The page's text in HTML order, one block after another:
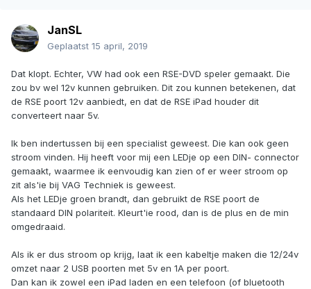
JanSL
Geplaatst 15 april, 2019
Dat klopt. Echter, VW had ook een RSE-DVD speler gemaakt. Die
zou bv wel 12v kunnen gebruiken. Dit zou kunnen betekenen, dat
de RSE poort 12v aanbiedt, en dat de RSE iPad houder dit
converteert naar 5v.
Ik ben indertussen bij een specialist geweest. Die kan ook geen
stroom vinden. Hij heeft voor mij een LEDje op een DIN- connector
gemaakt, waarmee ik eenvoudig kan zien of er weer stroom op
zit als'ie bij VAG Techniek is geweest.
Als het LEDje groen brandt, dan gebruikt de RSE poort de
standaard DIN polariteit. Kleurt'ie rood, dan is de plus en de min
omgedraaid.
Als ik er dus stroom op krijg, laat ik een kabeltje maken die 12/24v
omzet naar 2 USB poorten met 5v en 1A per poort.
Dan kan ik zowel een iPad laden en een telefoon (of bluetooth